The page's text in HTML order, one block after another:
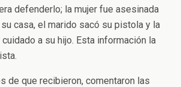
defenderlo; la mujer fue asesinada
casa, el marido sacó su pistola y la
a su hijo. Esta información la
de que recibieron, comentaron las